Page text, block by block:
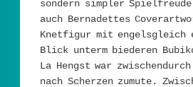
sondern simpler
auch Bernadettes
Knetfigur mit engelsgleich
Blick unterm biederen
La Hengst war
nach Scherzen zumute.